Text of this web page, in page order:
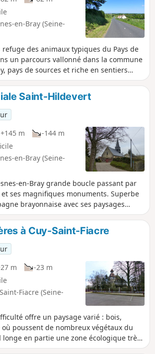
en-Bray (Seine-
refuge des animaux typiques du Pays de
un parcours vallonné dans la commune
pays de sources et riche en sentiers
Chasse-Marée par lequel le poisson frais
à Paris à cheval.
Saint-Hildevert
+145 m
-144 m
en-Bray (Seine-
en-Bray grande boucle passant par
et ses magnifiques monuments. Superbe
brayonnaise avec ses paysages
rurale.
à Cuy-Saint-Fiacre
m
-23 m
Fiacre (Seine-
offre un paysage varié : bois,
poussent de nombreux végétaux du
longe en partie une zone écologique très
bruyère, plante acidophile.